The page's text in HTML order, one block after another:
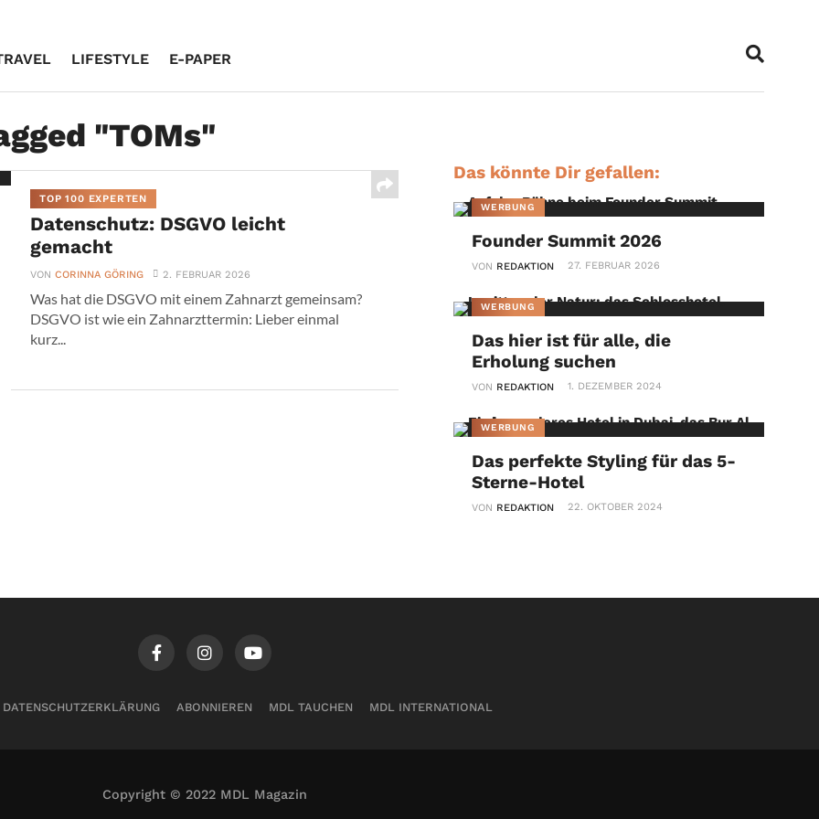
LIFESTYLE E-PAPER
"TOMs"
TOP 100 EXPERTEN
Datenschutz: DSGVO leicht
gemacht
VONCORINNA GÖRING 2. FEBRUAR 2026
Was hat die DSGVO mit einem Zahnarzt gemeinsam?
DSGVO ist wie ein Zahnarzttermin: Lieber einmal
kurz...
Das könnte Dir gefallen:
WERBUNG
Founder Summit 2026
VON REDAKTION 27. FEBRUAR 2026
WERBUNG
Das hier ist für alle, die
Erholung suchen
VON REDAKTION 1. DEZEMBER 2024
WERBUNG
Das perfekte Styling für das 5-
Sterne-Hotel
VON REDAKTION 22. OKTOBER 2024
DATENSCHUTZERKLÄRUNG ABONNIEREN MDL TAUCHEN MDL INTERNATIONAL
Copyright © 2022 MDL Magazin